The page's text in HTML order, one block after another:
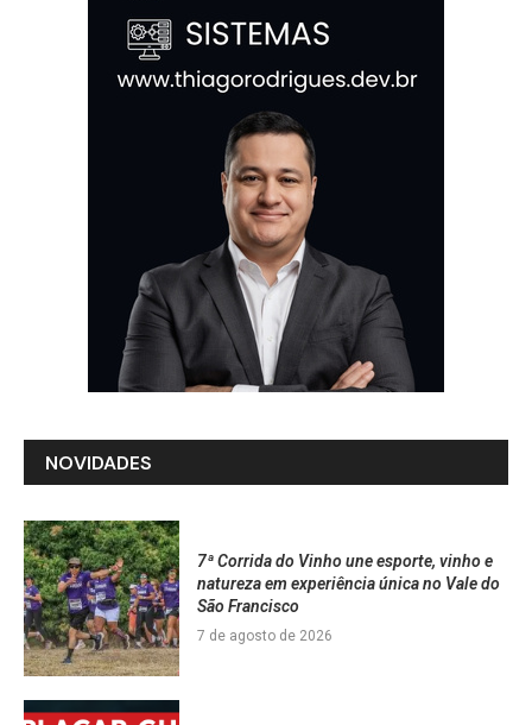
NOVIDADES
7ª Corrida do Vinho une esporte, vinho e
natureza em experiência única no Vale do
São Francisco
7 de agosto de 2026